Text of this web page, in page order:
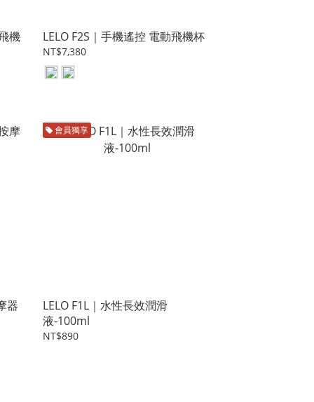
機 LELO F2S｜手機遙控 電動飛機杯
NT$7,380
器
會員獨享
LELO F1L｜水性長效潤滑
液-100ml
NT$890